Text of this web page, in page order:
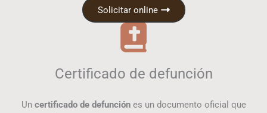
Solicitar online
Certificado de defunción
Un certificado de defunciónes un documento oficial que